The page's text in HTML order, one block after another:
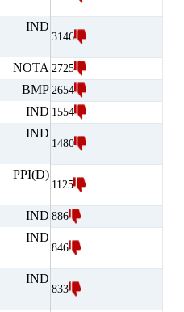
IND
3146
NOTA 2725
BMP 2654
IND 1554
IND
1480
PPI(D)
1125
IND 886
IND
846
IND
833